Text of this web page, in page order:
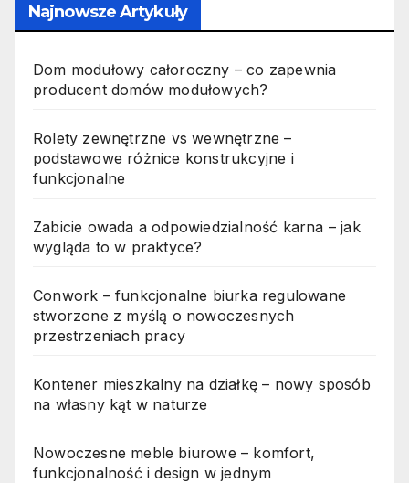
Najnowsze Artykuły
Dom modułowy całoroczny – co zapewnia
producent domów modułowych?
Rolety zewnętrzne vs wewnętrzne –
podstawowe różnice konstrukcyjne i
funkcjonalne
Zabicie owada a odpowiedzialność karna – jak
wygląda to w praktyce?
Conwork – funkcjonalne biurka regulowane
stworzone z myślą o nowoczesnych
przestrzeniach pracy
Kontener mieszkalny na działkę – nowy sposób
na własny kąt w naturze
Nowoczesne meble biurowe – komfort,
funkcjonalność i design w jednym